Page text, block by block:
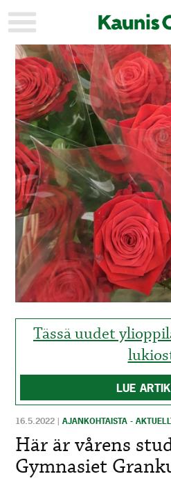
KAUPUNKI
STADEN
AJANKOHTAISTA
AKTUELLT
URHEILU
IDROTT
KULTTUURI
KULTUR
HISTORIA
HISTORIA
YLEINEN
ALLMÄN
MAINOSTAJILLE
FÖR
Tässä uudet
LUE
16.5.2022 |AJANKOHTAISTA -
Här är vårens
Gymnasiet